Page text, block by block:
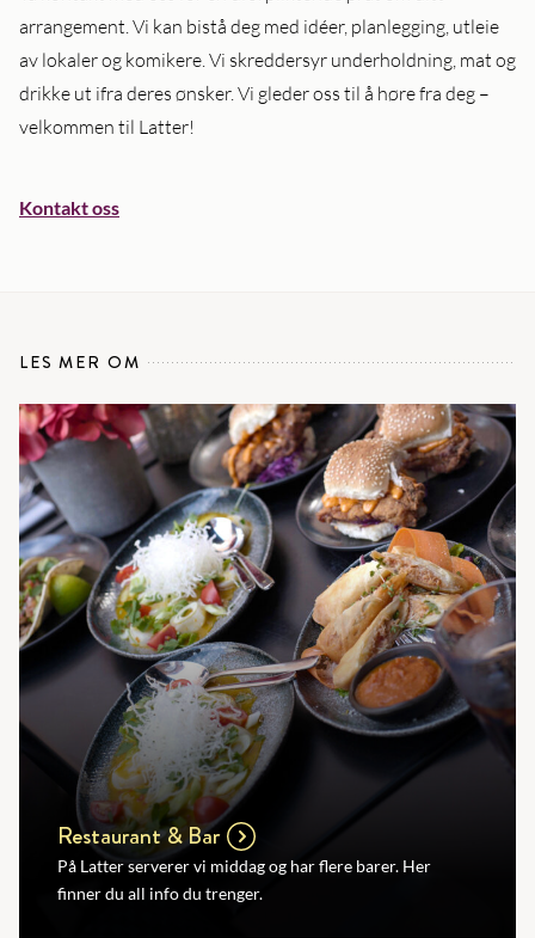
arrangement. Vi kan bistå deg med idéer, planlegging, utleie
av lokaler og komikere. Vi skreddersyr underholdning, mat og
drikke ut ifra deres ønsker. Vi gleder oss til å høre fra deg –
velkommen til Latter!
Kontakt oss
LES MER OM
Restaurant & Bar
På Latter serverer vi middag og har flere barer. Her
finner du all info du trenger.